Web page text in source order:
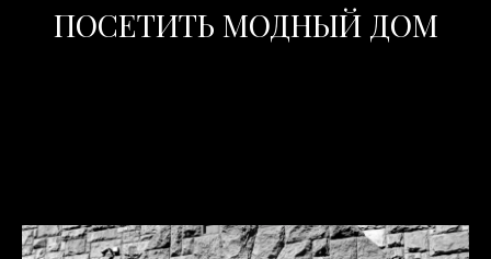
ПОСЕТИТЬ МОДНЫЙ ДОМ